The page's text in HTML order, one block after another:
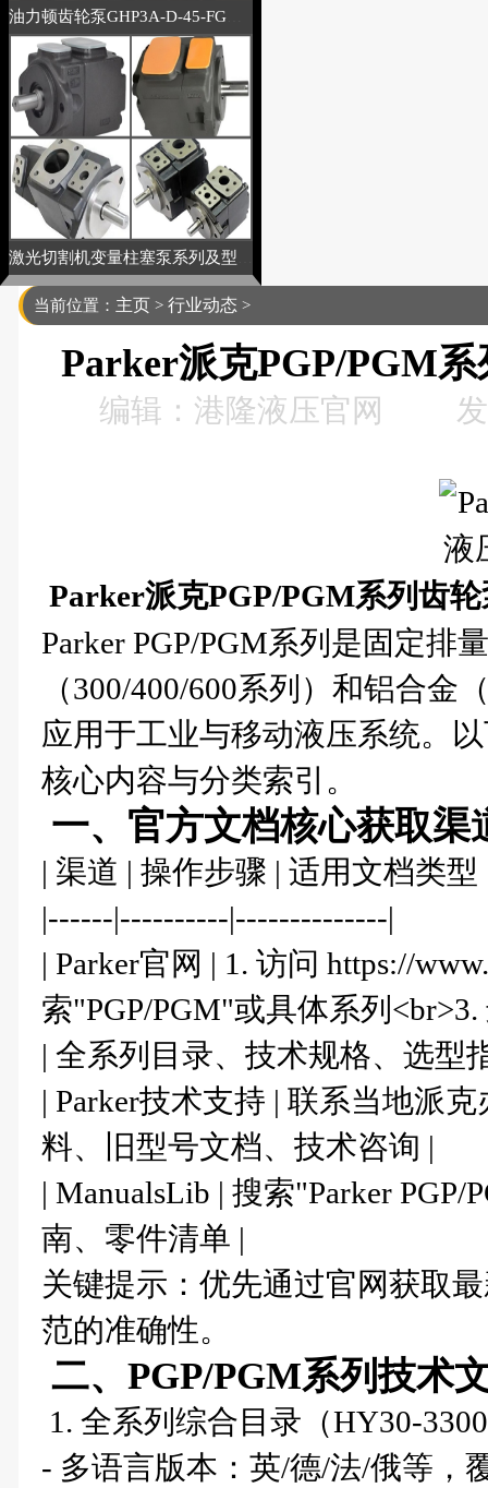
当前位置： 主页 > 行业动态 >
Parker派克PGP/PGM
编辑：港隆液压官网
Parker派克PGP/PGM系列齿
Parker PGP/PGM系列是固定排
（300/400/600系列）和铝合金
应用于工业与移动液压系统。
核心内容与分类索引。
一、官方文档核心获取渠
| 渠道 | 操作步骤 | 适用文档类型
|------|----------|--------------|
| Parker官网 | 1. 访问 https://
索"PGP/PGM"或具体系列
| 全系列目录、技术规格、选型
| Parker技术支持 | 联系当地派
料、旧型号文档、技术咨询 |
| ManualsLib | 搜索"Parker
南、零件清单 |
关键提示：优先通过官网获取
范的准确性。
二、PGP/PGM系列技术
1. 全系列综合目录（HY30-
- 多语言版本：英/德/法/俄等，